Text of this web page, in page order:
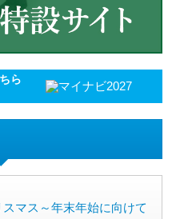
ら
マス～年末年始に向けて